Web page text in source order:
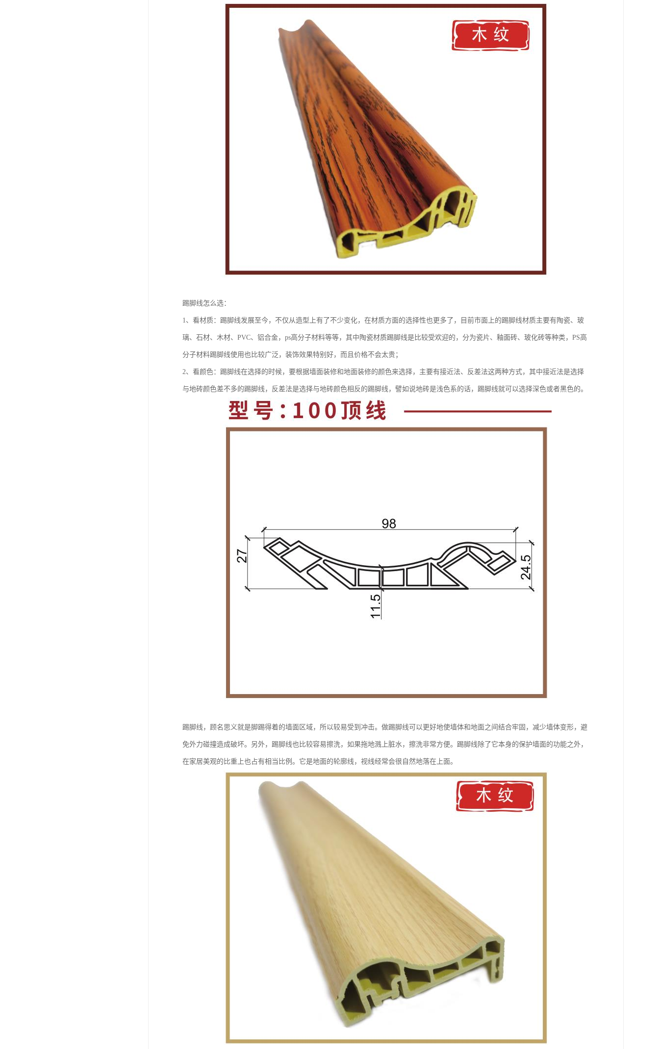
踢脚线怎么选：
1、看材质：踢脚线发展至今，不仅从造型上有了不少变化，在材质方面的选择性也更多了，目前市面上的踢脚线材质主要有陶瓷、玻
璃、石材、木材、PVC、铝合金，ps高分子材料等等，其中陶瓷材质踢脚线是比较受欢迎的，分为瓷片、釉面砖、玻化砖等种类，PS高
分子材料踢脚线使用也比较广泛，装饰效果特别好，而且价格不会太贵；
2、看颜色：踢脚线在选择的时候，要根据墙面装修和地面装修的颜色来选择，主要有接近法、反差法这两种方式，其中接近法是选择
与地砖颜色差不多的踢脚线，反差法是选择与地砖颜色相反的踢脚线，譬如说地砖是浅色系的话，踢脚线就可以选择深色或者黑色的。
踢脚线，顾名思义就是脚踢得着的墙面区域，所以较易受到冲击。做踢脚线可以更好地使墙体和地面之间结合牢固，减少墙体变形，避
免外力碰撞造成破坏。另外，踢脚线也比较容易擦洗，如果拖地溅上脏水，擦洗非常方便。踢脚线除了它本身的保护墙面的功能之外，
在家居美观的比重上也占有相当比例。它是地面的轮廓线，视线经常会很自然地落在上面。